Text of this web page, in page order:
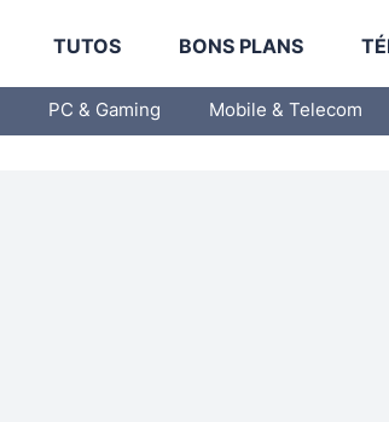
TUTOS BONS PLANS
PC & Gaming Mobile & Telecom